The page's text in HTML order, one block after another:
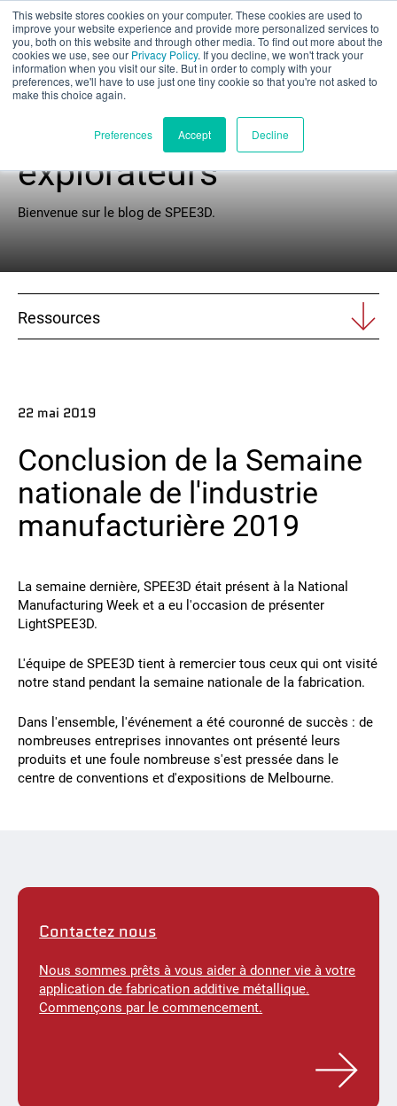
This website stores cookies on your computer. These cookies are used to
improve your website experience and provide more personalized services to
you, both on this website and through other media. To find out more about the
cookies we use, see our Privacy Policy. If you decline, we won't track your
information when you visit our site. But in order to comply with your
preferences, we'll have to use just one tiny cookie so that you're not asked to
make this choice again.
Preferences Accept Decline
Évaluation partielle
Produits
Matériaux
Suivez-nous
Cercle des
explorateurs
Bienvenue sur le blog de SPEE3D.
Ressources
22 mai 2019
Conclusion de la Semaine
nationale de l'industrie
manufacturière 2019
La semaine dernière, SPEE3D était présent à la National
Manufacturing Week et a eu l'occasion de présenter
LightSPEE3D.
L'équipe de SPEE3D tient à remercier tous ceux qui ont visité
notre stand pendant la semaine nationale de la fabrication.
Dans l'ensemble, l'événement a été couronné de succès : de
nombreuses entreprises innovantes ont présenté leurs
produits et une foule nombreuse s'est pressée dans le
centre de conventions et d'expositions de Melbourne.
Contactez nous
Nous sommes prêts à vous aider à donner vie à votre
application de fabrication additive métallique.
Commençons par le commencement.